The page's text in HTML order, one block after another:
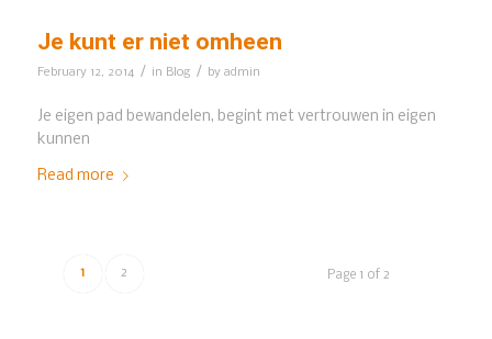
Je kunt er niet omheen
February 12, 2014 / in Blog / by admin
Je eigen pad bewandelen, begint met vertrouwen in eigen
kunnen
Read more
Page 1 of 2
1 2